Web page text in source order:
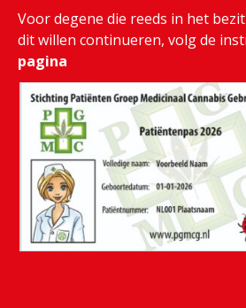
Voor degene die reeds in het
dit willen continueren, volg de
pagina